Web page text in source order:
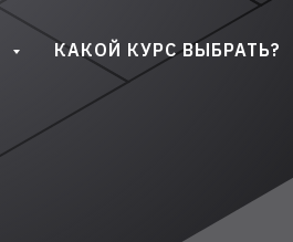
КАКОЙ КУРС ВЫБРАТЬ?